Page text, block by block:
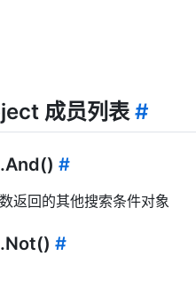
成员列表#
#
返回的其他搜索条件对象
#